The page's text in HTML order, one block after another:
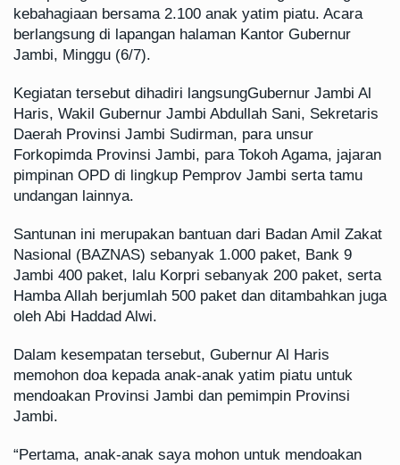
kebahagiaan bersama 2.100 anak yatim piatu. Acara
berlangsung di lapangan halaman Kantor Gubernur
Jambi, Minggu (6/7).
Kegiatan tersebut dihadiri langsungGubernur Jambi Al
Haris, Wakil Gubernur Jambi Abdullah Sani, Sekretaris
Daerah Provinsi Jambi Sudirman, para unsur
Forkopimda Provinsi Jambi, para Tokoh Agama, jajaran
pimpinan OPD di lingkup Pemprov Jambi serta tamu
undangan lainnya.
Santunan ini merupakan bantuan dari Badan Amil Zakat
Nasional (BAZNAS) sebanyak 1.000 paket, Bank 9
Jambi 400 paket, lalu Korpri sebanyak 200 paket, serta
Hamba Allah berjumlah 500 paket dan ditambahkan juga
oleh Abi Haddad Alwi.
Dalam kesempatan tersebut, Gubernur Al Haris
memohon doa kepada anak-anak yatim piatu untuk
mendoakan Provinsi Jambi dan pemimpin Provinsi
Jambi.
“Pertama, anak-anak saya mohon untuk mendoakan